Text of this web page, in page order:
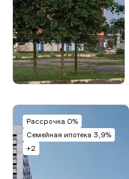
Рассрочка 0%
Семейная ипотека 3,9%
+2